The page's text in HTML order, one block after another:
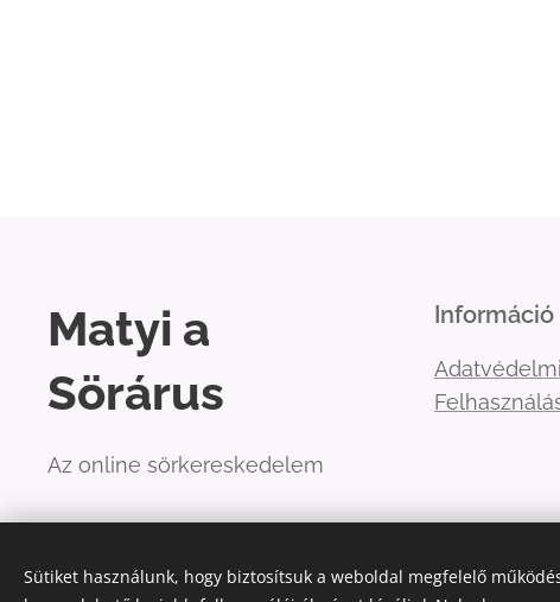
Matyi a
Sörárus
Az online sörkereskedelem
Információ
Sütiket használunk, hogy biztosítsuk a weboldal megfelelő